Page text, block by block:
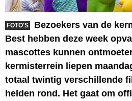
FOTO'S
Bezoekers van de
Best hebben deze week
mascottes kunnen
kermisterrein liepen
totaal twintig verschillende
helden rond. Het gaat om